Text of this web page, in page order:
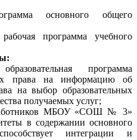
основного общего
рабочая программа учебного
программа
права на информацию об
на выбор образовательных
получаемых услуг;
работников МБОУ «СОШ № 3»
в содержании основного
интеграции и